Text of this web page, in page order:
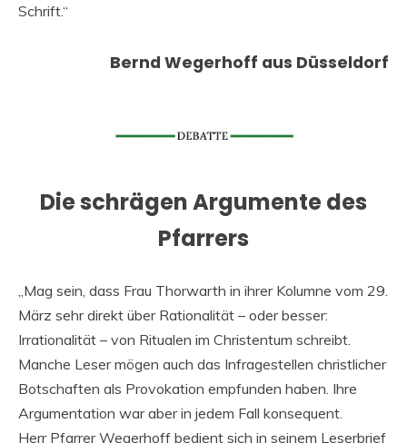
Schrift.“
Bernd Wegerhoff aus Düsseldorf
Die schrägen Argumente des
Pfarrers
„Mag sein, dass Frau Thorwarth in ihrer Kolumne vom 29.
März sehr direkt über Rationalität – oder besser:
Irrationalität – von Ritualen im Christentum schreibt.
Manche Leser mögen auch das Infragestellen christlicher
Botschaften als Provokation empfunden haben. Ihre
Argumentation war aber in jedem Fall konsequent.
Herr Pfarrer Wegerhoff bedient sich in seinem Leserbrief